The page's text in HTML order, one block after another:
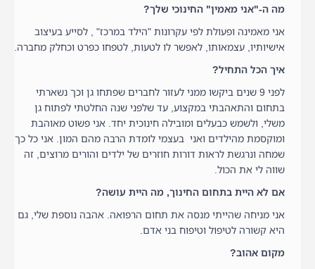
מה ה-"אני מאמין" החינוכי שלך?
אני מאמינה ופעולת לפי עקרונות "הילד במרכז" , לסייע בעיצוב
אישיותיו, עצמאותו, לאפשר לו לטעות, לטפחו כפרט וכחלק מחברה.
איך הכל התחיל?
לפני 9 שנים ביקשו ממני לעזור לחברים שפתחו גן וכך נשארתי
בתחום והתאהבתי במקצוע, עד שלפני שנה החלטתי לפתוח גן
משלי, ולשמש כבעלים ומובילה חינוכית יחד. אני פשוט מאוהבת
ומוקסמת מהילדים ואני בעצמי לומדת הרבה מהם המון. אני כל כך
שמחה ונרגשת לראות דורות חוזרים של ילדים והורים מרוצים, זה
שווה לי את הכול.
אם לא היית בתחום החינוך, מה היית עושה?
אני מניחה שהייתי מנסה את תחום הרפואה. אהבה נוספת שלי, גם
היא קשורה לטיפול וטיפוח בני אדם.
מקום אהוב?